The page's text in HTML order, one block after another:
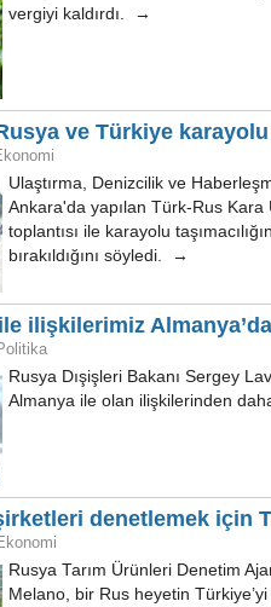
vergiyi kaldırdı. →
ve Türkiye karayolu
Ulaştırma, Denizcilik ve
Ankara'da yapılan Türk-Rus Kara
toplantısı ile karayolu
bırakıldığını söyledi. →
ilişkilerimiz
Rusya Dışişleri Bakanı Sergey
Almanya ile olan ilişkilerinden
denetlemek için
Rusya Tarım Ürünleri Denetim
Melano, bir Rus heyetin